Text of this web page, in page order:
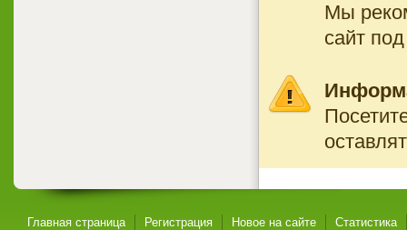
Мы
сайт
Главная страница Регистрация Новое на сайте Статистика